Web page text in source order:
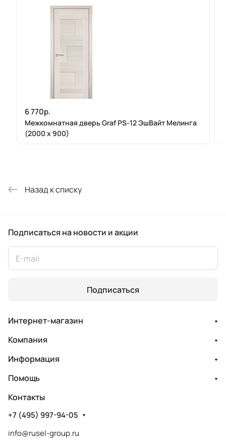
6 770р.
Межкомнатная дверь Graf PS-12 ЭшВайт Мелинга
(2000 х 900)
Назад к списку
Подписаться на новости и акции
Подписаться
Интернет-магазин
Компания
Информация
Помощь
Контакты
+7 (495) 997-94-05
info@rusel-group.ru